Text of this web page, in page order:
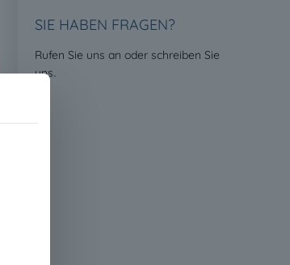
SIE HABEN FRAGEN?
Rufen Sie uns an oder schreiben Sie
uns.